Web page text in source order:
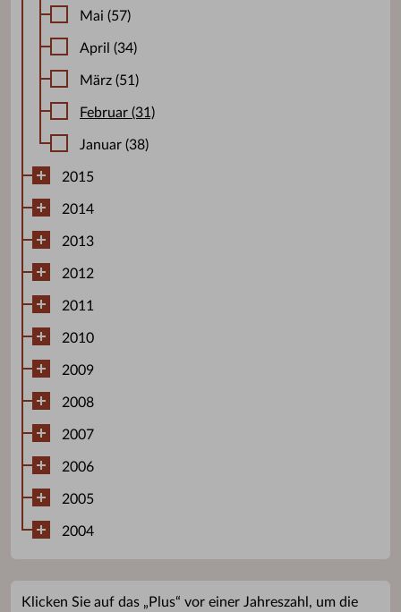
Mai (57)
April (34)
März (51)
Februar (31)
Januar (38)
2015
2014
2013
2012
2011
2010
2009
2008
2007
2006
2005
2004
Klicken Sie auf das „Plus“ vor einer Jahreszahl, um die